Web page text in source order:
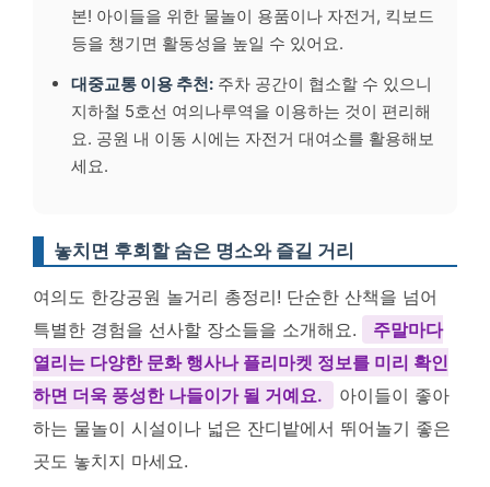
본! 아이들을 위한 물놀이 용품이나 자전거, 킥보드
등을 챙기면 활동성을 높일 수 있어요.
대중교통 이용 추천: 주차 공간이 협소할 수 있으니
지하철 5호선 여의나루역을 이용하는 것이 편리해
요. 공원 내 이동 시에는 자전거 대여소를 활용해보
세요.
놓치면 후회할 숨은 명소와 즐길 거리
여의도 한강공원 놀거리 총정리! 단순한 산책을 넘어
특별한 경험을 선사할 장소들을 소개해요.
주말마다
열리는 다양한 문화 행사나 플리마켓 정보를 미리 확인
하면 더욱 풍성한 나들이가 될 거예요.
아이들이 좋아
하는 물놀이 시설이나 넓은 잔디밭에서 뛰어놀기 좋은
곳도 놓치지 마세요.